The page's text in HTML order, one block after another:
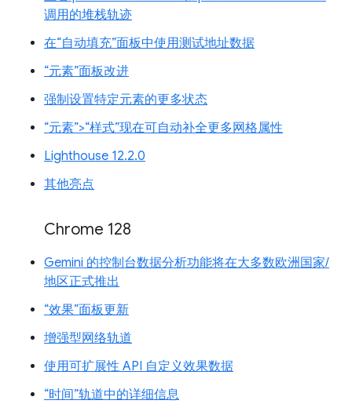
调用的堆栈轨迹
在“自动填充”面板中使用测试地址数据
“元素”面板改进
强制设置特定元素的更多状态
“元素”>“样式”现在可自动补全更多网格属性
Lighthouse 12.2.0
其他亮点
Chrome 128
Gemini 的控制台数据分析功能将在大多数欧洲国家/
地区正式推出
“效果”面板更新
增强型网络轨道
使用可扩展性 API 自定义效果数据
“时间”轨道中的详细信息